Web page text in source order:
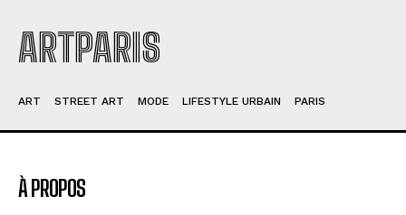
ARTPARIS
ART STREET ART MODE LIFESTYLE URBAIN PARIS
À PROPOS